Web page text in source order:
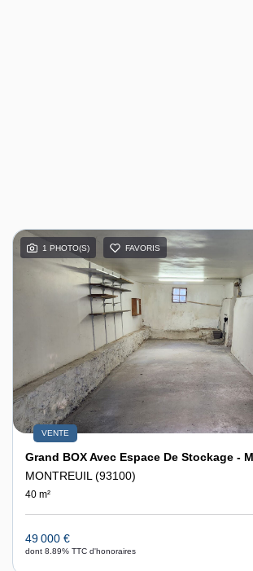
1 PHOTO(S) FAVORIS
VENTE
Grand BOX Avec Espace De Stockage -
MONTREUIL (93100)
40 m²
49 000 €
dont 8.89% TTC d'honoraires